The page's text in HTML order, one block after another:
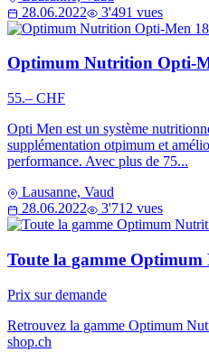
28.06.2022
3'491 vues
Optimum Nutrition Opti-
55.– CHF
Opti Men est un système
supplémentation otpimum et
performance. Avec plus de 75...
Lausanne, Vaud
28.06.2022
3'712 vues
Toute la gamme
Prix sur demande
Retrouvez la gamme Optimum
shop.ch